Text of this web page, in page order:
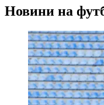
Новини на